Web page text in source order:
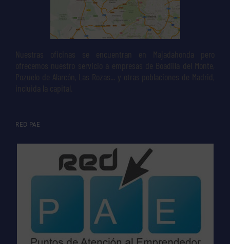
Nuestras oficinas se encuentran en Majadahonda pero
ofrecemos nuestro servicio a empresas de Boadilla del Monte,
Pozuelo de Alarcón, Las Rozas... y otras poblaciones de Madrid,
incluida la capital.
RED PAE